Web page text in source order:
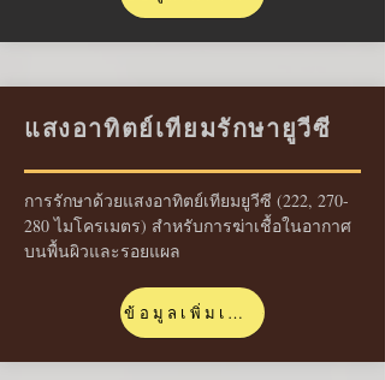
แสงอาทิตย์เทียมรักษายูวีซี
การรักษาด้วยแสงอาทิตย์เทียมยูวีซี (222, 270-
280 ไมโครเมตร) สำหรับการฆ่าเชื้อในอากาศ
บนพื้นผิวและรอยแผล
ข้อมูลเพิ่มเติมเร็ว ๆ นี้